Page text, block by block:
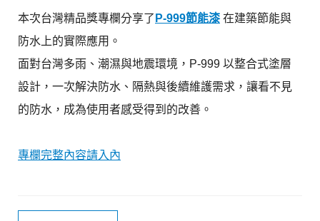
本次台灣精品獎專欄分享了 P-999節能漆 在建築節能與
防水上的實際應用。
面對台灣多雨、潮濕與地震環境，P-999 以整合式塗層
設計，一次解決防水、隔熱與後續維護需求，讓看不見
的防水，成為使用者感受得到的改善。
專欄完整內容請入內